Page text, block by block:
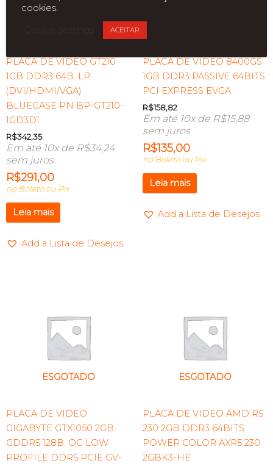
PLACA DE VIDEO GT210
1GB DDR3 64B. LP.
(DVI/HDMI/VGA)
BLUECASE PN BP-GT210-
1GD3D1
R$342,35
Em até 10x de R$34,24
sem juros
R$291,00
no Boleto ou Pix
Leia mais
Add a Lista de Desejos
PLACA DE VIDEO 8400GS
1GB DDR3 PASSIVE 64BITS
PCI EXPRESS EVGA
R$158,82
Em até 10x de R$15,88
sem juros
R$135,00
no Boleto ou Pix
Leia mais
Add a Lista de Desejos
ESGOTADO
PLACA DE VIDEO
GIGABYTE GTX1050 2GB
GDDR5 128B. OC LOW
PROFILE DDR5 PCIE GV-
ESGOTADO
PLACA DE VIDEO AMD R5
230 2GB DDR3 64BITS
POWER COLOR AXR5 230
2GBK3-HE
cookies.
ACEITAR